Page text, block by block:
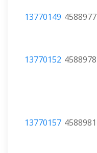
13770149 4588977
13770152 4588978
13770157 4588981